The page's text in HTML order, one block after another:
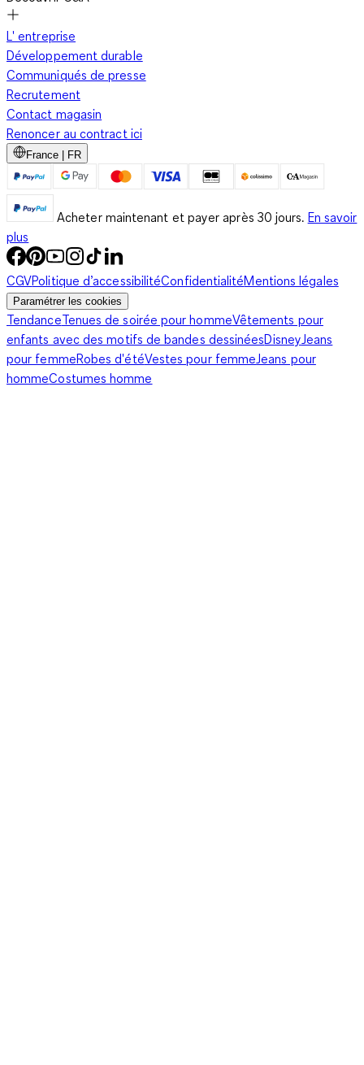
L' entreprise
Développement durable
Communiqués de presse
Recrutement
Contact magasin
Renoncer au contract ici
France | FR
Acheter maintenant et payer après 30 jours. En savoir
plus
CGVPolitique d’accessibilitéConfidentialitéMentions légales
Paramétrer les cookies
TendanceTenues de soirée pour hommeVêtements pour
enfants avec des motifs de bandes dessinéesDisney Jeans
pour femmeRobes d'étéVestes pour femme Jeans pour
hommeCostumes homme